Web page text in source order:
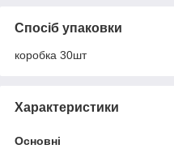
Спосіб упаковки
коробка 30шт
Характеристики
Основні